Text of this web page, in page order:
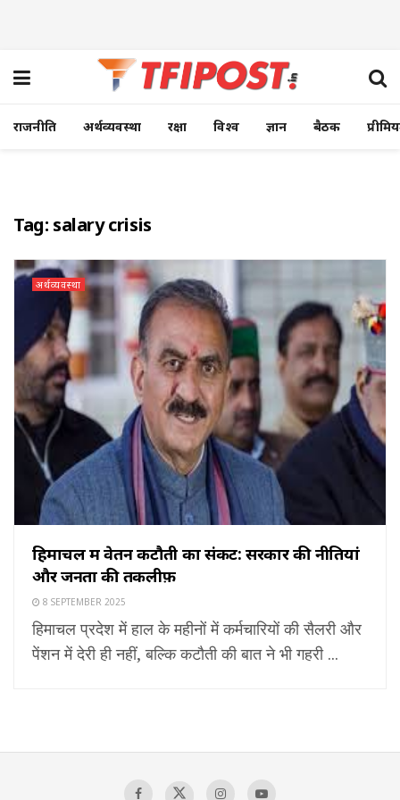
राजनीति अर्थव्यवस्था रक्षा विश्व ज्ञान बैठक
Tag: salary crisis
अर्थव्यवस्था
हिमाचल में वेतन कटौती का संकट: सरकार की नीतियां
और जनता की तकलीफ़
8 SEPTEMBER 2025
हिमाचल प्रदेश में हाल के महीनों में कर्मचारियों की सैलरी और
पेंशन में देरी ही नहीं, बल्कि कटौती की बात ने भी गहरी ...